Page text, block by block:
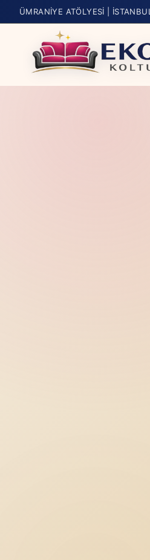
ÜMRANIYE ATÖLYESI |